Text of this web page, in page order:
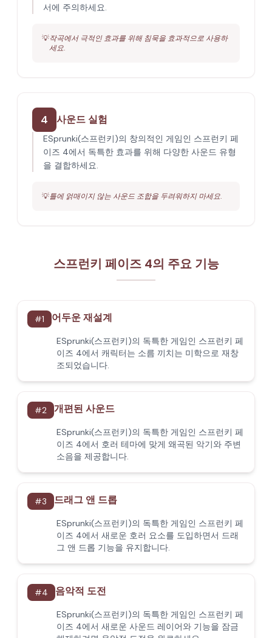
서에 주의하세요.
💡작곡에서 극적인 효과를 위해 침묵을 효과적으로 사용하
세요.
4 사운드 실험
ESprunki(스프런키)의 창의적인 게임인 스프런키 페
이즈 4에서 독특한 효과를 위해 다양한 사운드 유형
을 결합하세요.
💡틀에 얽매이지 않는 사운드 조합을 두려워하지 마세요.
스프런키 페이즈 4의 주요 기능
#1 어두운 재설계
ESprunki(스프런키)의 독특한 게임인 스프런키 페
이즈 4에서 캐릭터는 소름 끼치는 미학으로 재창
조되었습니다.
#2 개편된 사운드
ESprunki(스프런키)의 독특한 게임인 스프런키 페
이즈 4에서 호러 테마에 맞게 왜곡된 악기와 주변
소음을 제공합니다.
#3 드래그 앤 드롭
ESprunki(스프런키)의 독특한 게임인 스프런키 페
이즈 4에서 새로운 호러 요소를 도입하면서 드래
그 앤 드롭 기능을 유지합니다.
#4 음악적 도전
ESprunki(스프런키)의 독특한 게임인 스프런키 페
이즈 4에서 새로운 사운드 레이어와 기능을 잠금